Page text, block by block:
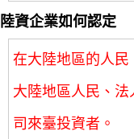
陸資企業如何認定
在大陸地區的人民
大陸地區人民、
司來臺投資者。